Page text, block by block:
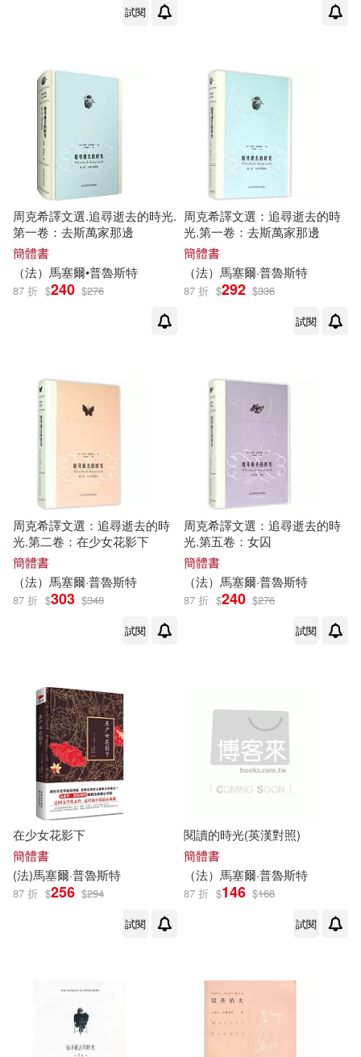
試閱
周克希譯文選.追尋逝去的時光.
第一卷：去斯萬家那邊
簡體書
（法） 馬塞爾•普魯斯特
87 折 $240 $276
周克希譯文選：追尋逝去的時
光.第一卷：去斯萬家那邊
簡體書
（法） 馬塞爾·普魯斯特
87 折 $292 $336
試閱
周克希譯文選：追尋逝去的時
光.第二卷：在少女花影下
簡體書
（法） 馬塞爾·普魯斯特
87 折 $303 $348
試閱
周克希譯文選：追尋逝去的時
光.第五卷：女囚
簡體書
（法） 馬塞爾·普魯斯特
87 折 $240 $276
試閱
在少女花影下
簡體書
(法)馬塞爾·普魯斯特
87 折 $256 $294
試閱
閱讀的時光(英漢對照)
簡體書
（法） 馬塞爾·普魯斯特
87 折 $146 $168
試閱